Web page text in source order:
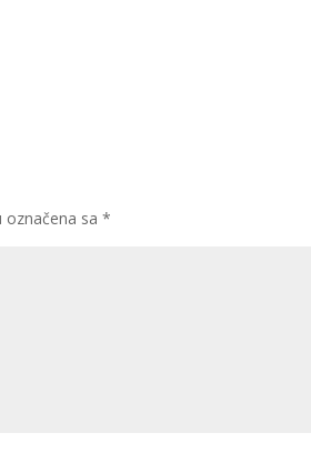
označena sa*